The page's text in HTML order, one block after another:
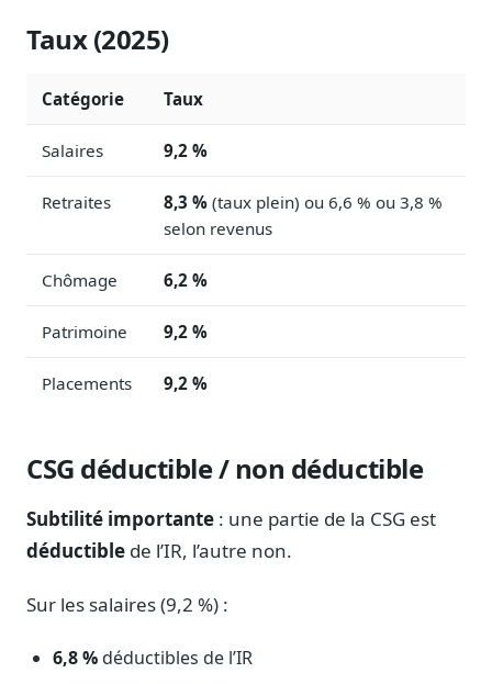
Lexique parlementaire
Glossaire affaires publiques
Sources couvertes
23 flux indexés
Nouveautés produit
Le changelog mensuel
Ils utilisent Legiwatch
Public Sénat, ONG, cabinets
Méthode, valeurs et équipe
Hébergement européen, RGPD
Presse
Taux (2025)
Catégorie Taux
Salaires 9,2 %
Retraites 8,3 % (taux plein) ou 6,6 % ou 3,8 %
selon revenus
Chômage 6,2 %
Patrimoine 9,2 %
Placements 9,2 %
CSG déductible / non déductible
Subtilité importante : une partie de la CSG est
déductible de l’IR, l’autre non.
Sur les salaires (9,2 %) :
6,8 %déductibles de l’IR